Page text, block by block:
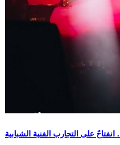
على التجارب الفنية الشبابية